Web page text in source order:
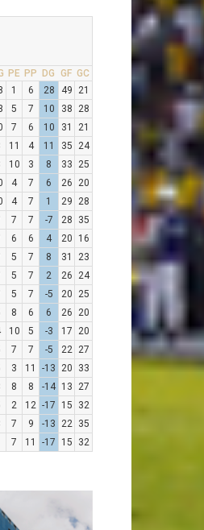
PE PP DG GF GC
1 6 28 49
21
5 7 10 38
28
7 6 10 31
21
11 4 11 35
24
10 3 8 33
25
4 7 6 26
20
4 7 1 29
28
7 7 -7 28
35
6 6 4 20
16
5 7 8 31
23
5 7 2 26
24
5 7 -5 20
25
8 6 6 26
20
10 5 -3 17
20
7 7 -5 22
27
3 11 -13 20
33
8 8 -14 13
27
2 12 -17 15
32
7 9 -13 22
35
7 11 -17 15 32